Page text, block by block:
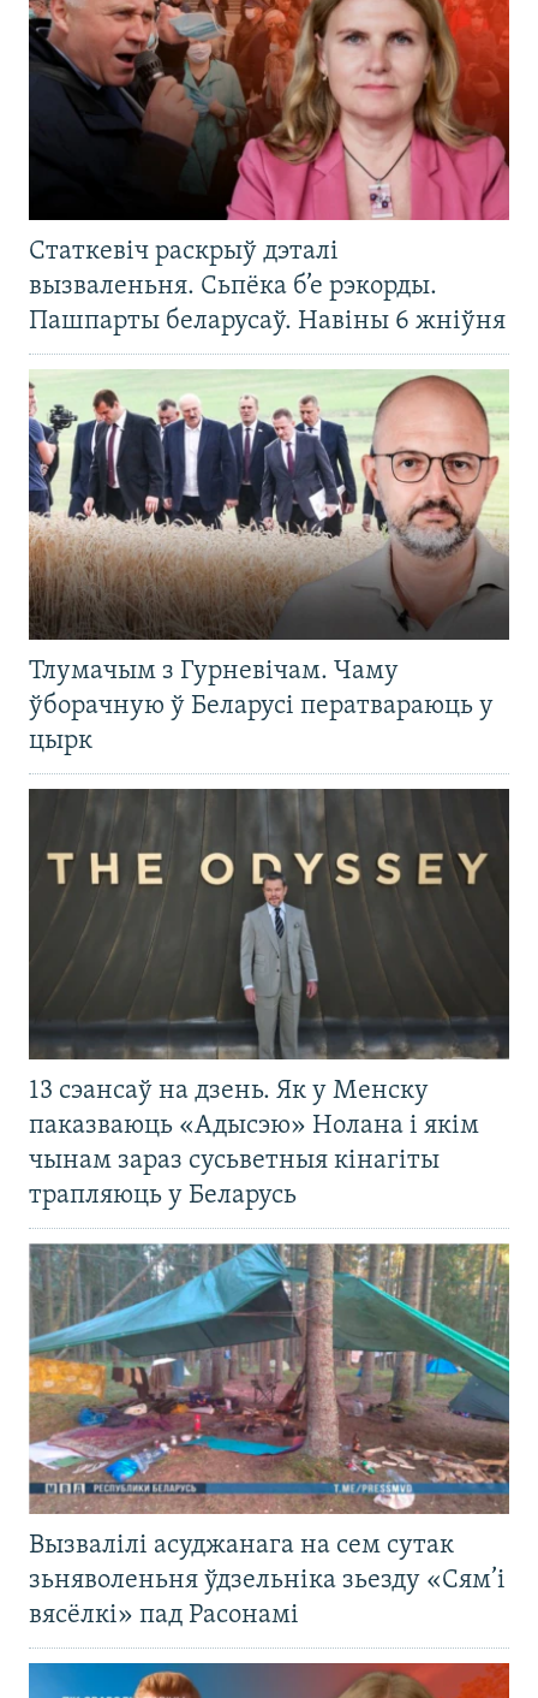
Статкевіч раскрыў дэталі
вызваленьня. Сьпёка б’е рэкорды.
Пашпарты беларусаў. Навіны 6 жніўня
Тлумачым з Гурневічам. Чаму
ўборачную ў Беларусі ператвараюць у
цырк
13 сэансаў на дзень. Як у Менску
паказваюць «Адысэю» Нолана і якім
чынам зараз сусьветныя кінагіты
трапляюць у Беларусь
Вызвалілі асуджанага на сем сутак
зьняволеньня ўдзельніка зьезду «Сям’і
вясёлкі» пад Расонамі